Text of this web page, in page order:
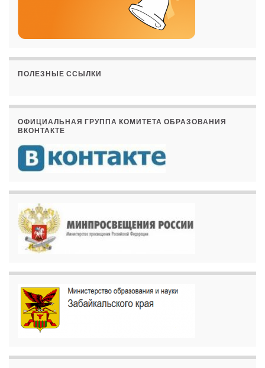
ПОЛЕЗНЫЕ ССЫЛКИ
ОФИЦИАЛЬНАЯ ГРУППА КОМИТЕТА ОБРАЗОВАНИЯ
ВКОНТАКТЕ